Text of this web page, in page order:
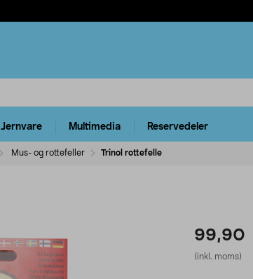
Jernvare Multimedia Reservedeler
Mus- og rottefeller Trinol rottefelle
99,90
(inkl. moms)